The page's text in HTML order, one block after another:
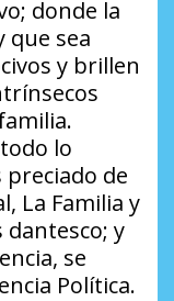
donde la
que sea
y brillen
lo
de
La Familia y
y
se
Política.